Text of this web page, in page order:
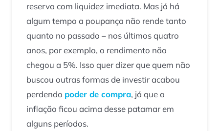
reserva com liquidez imediata. Mas já há
algum tempo a poupança não rende tanto
quanto no passado – nos últimos quatro
anos, por exemplo, o rendimento não
chegou a 5%. Isso quer dizer que quem não
buscou outras formas de investir acabou
perdendo poder de compra, já que a
inflação ficou acima desse patamar em
alguns períodos.